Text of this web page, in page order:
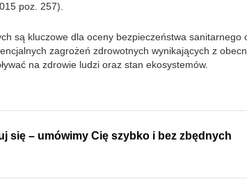
poz. 257).
są kluczowe dla oceny bezpieczeństwa sanitarnego
zagrożeń zdrowotnych wynikających z
na zdrowie ludzi oraz stan ekosystemów.
się – umówimy Cię szybko i bez zbędnych